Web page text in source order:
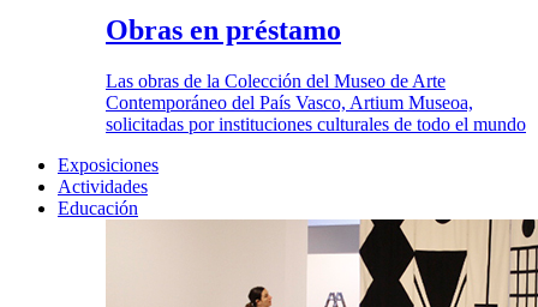
Obras en préstamo
Las obras de la Colección del Museo de Arte
Contemporáneo del País Vasco, Artium Museoa,
solicitadas por instituciones culturales de todo el mundo
Exposiciones
Actividades
Educación